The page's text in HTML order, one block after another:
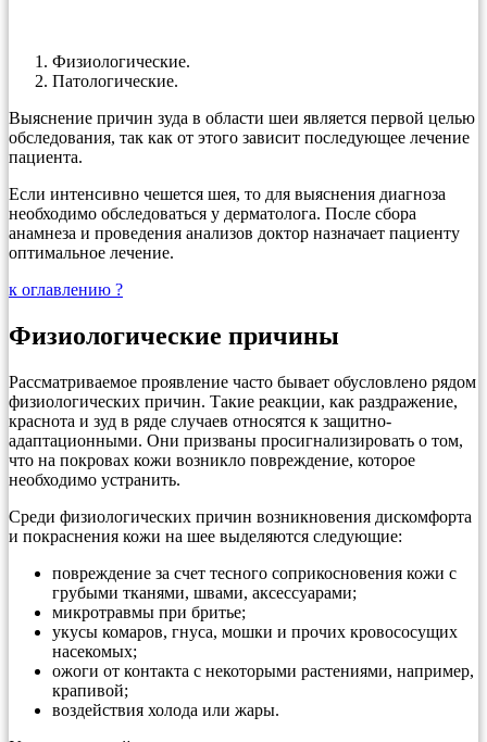
Физиологические.
Патологические.
Выяснение причин зуда в области шеи является первой целью
обследования, так как от этого зависит последующее лечение
пациента.
Если интенсивно чешется шея, то для выяснения диагноза
необходимо обследоваться у дерматолога. После сбора
анамнеза и проведения анализов доктор назначает пациенту
оптимальное лечение.
к оглавлению ?
Физиологические причины
Рассматриваемое проявление часто бывает обусловлено рядом
физиологических причин. Такие реакции, как раздражение,
краснота и зуд в ряде случаев относятся к защитно-
адаптационными. Они призваны просигнализировать о том,
что на покровах кожи возникло повреждение, которое
необходимо устранить.
Среди физиологических причин возникновения дискомфорта
и покраснения кожи на шее выделяются следующие:
повреждение за счет тесного соприкосновения кожи с
грубыми тканями, швами, аксессуарами;
микротравмы при бритье;
укусы комаров, гнуса, мошки и прочих кровососущих
насекомых;
ожоги от контакта с некоторыми растениями, например,
крапивой;
воздействия холода или жары.